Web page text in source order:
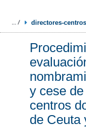
directores-
y cese
centros
de Ceuta